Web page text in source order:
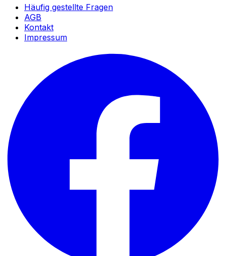
Häufig gestellte Fragen
AGB
Kontakt
Impressum